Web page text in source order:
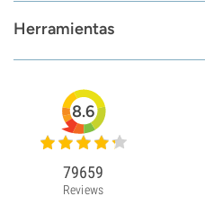
Herramientas
8.6
79659
Reviews